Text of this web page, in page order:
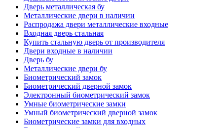
Дверь металлическая бу
Металлические двери в наличии
Распродажа двери металлические входные
Входная дверь стальная
Купить стальную дверь от производителя
Двери входные в наличии
Дверь бу
Металлические двери бу
Биометрический замок
Биометрический дверной замок
Электронный биометрический замок
Умные биометрические замки
Умный биометрический дверной замок
Биометрические замки для входных